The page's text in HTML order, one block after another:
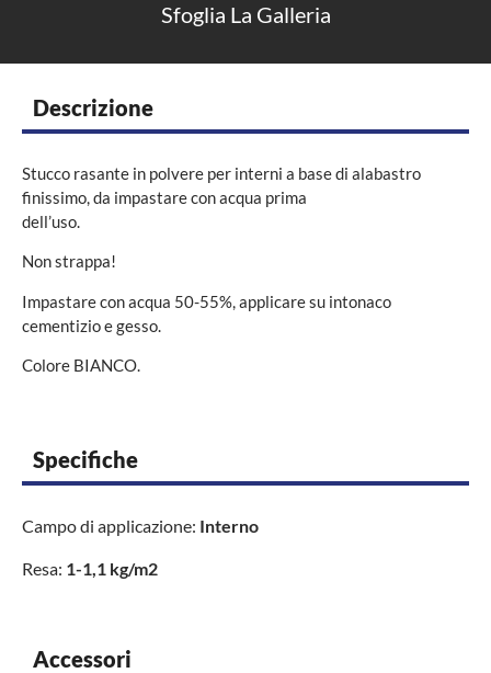
Sfoglia La Galleria
Descrizione
Stucco rasante in polvere per interni a base di alabastro
finissimo, da impastare con acqua prima
dell’uso.
Non strappa!
Impastare con acqua 50-55%, applicare su intonaco
cementizio e gesso.
Colore BIANCO.
Specifiche
Campo di applicazione: Interno
Resa: 1-1,1 kg/m2
Accessori